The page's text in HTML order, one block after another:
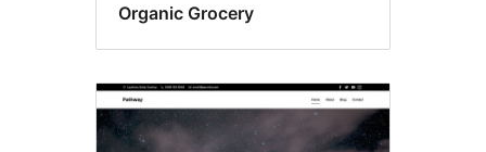
Organic Grocery